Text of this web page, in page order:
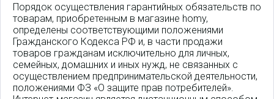
Порядок осуществления гарантийных обязательств по
товарам, приобретенным в магазине homy,
определены соответствующими положениями
Гражданского Кодекса РФ и, в части продажи
товаров гражданам исключительно для личных,
семейных, домашних и иных нужд, не связанных с
осуществлением предпринимательской деятельности,
положениями ФЗ «О защите прав потребителей».